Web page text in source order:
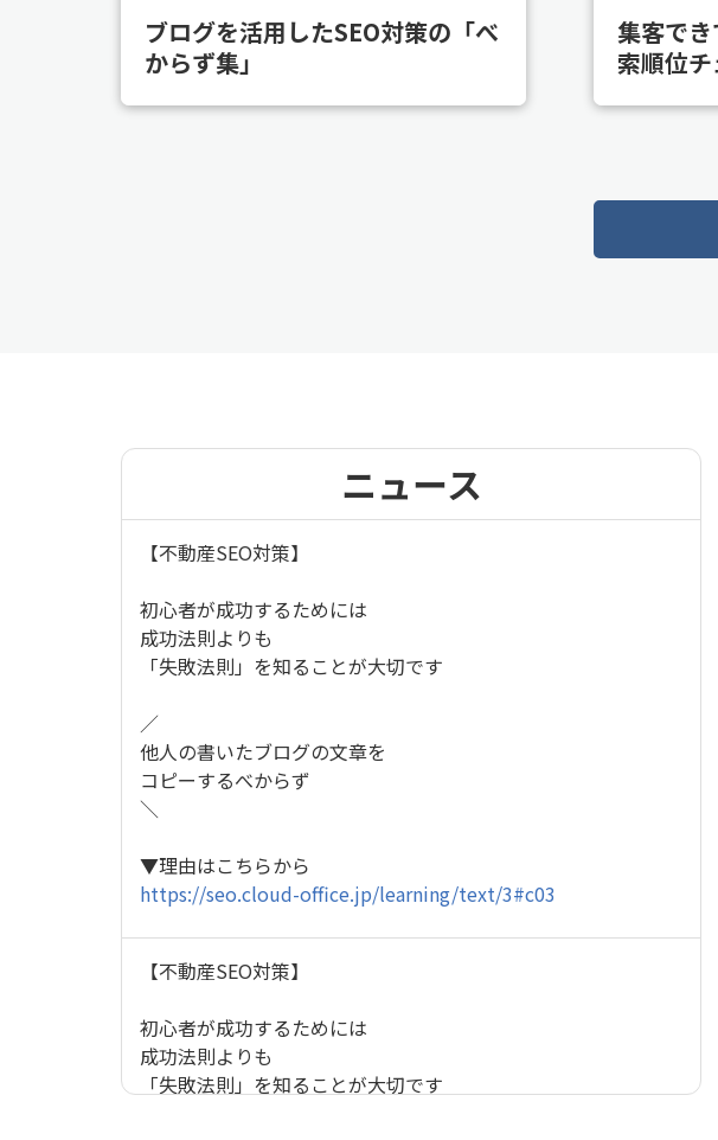
ブログを活用したSEO対策の「べ
からず集」
集客で
索順位
ニュース
【不動産SEO対策】
初心者が成功するためには
成功法則よりも
「失敗法則」を知ることが大切です
／
他人の書いたブログの文章を
コピーするべからず
＼
▼理由はこちらから
https://seo.cloud-office.jp/learning/text/3#c03
【不動産SEO対策】
初心者が成功するためには
成功法則よりも
「失敗法則」を知ることが大切です